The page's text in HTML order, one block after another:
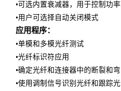
•可选内置衰减器，用于控制功
•用户可选择自动关闭模式
应用程序：
•单模和多模光纤测试
•光纤标识符应用
•确定光纤和连接器中的断裂和
•使用调制信号识别光纤和跟踪